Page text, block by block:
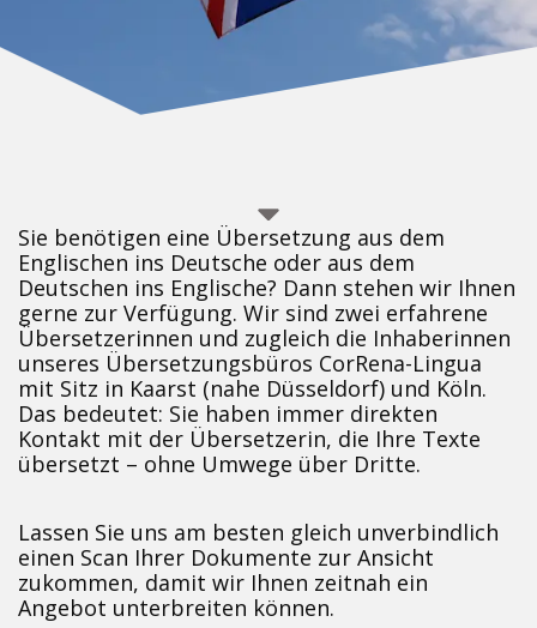
Sie benötigen eine Übersetzung aus dem
Englischen ins Deutsche oder aus dem
Deutschen ins Englische? Dann stehen wir Ihnen
gerne zur Verfügung. Wir sind zwei erfahrene
Übersetzerinnen und zugleich die Inhaberinnen
unseres Übersetzungsbüros CorRena-Lingua
mit Sitz in Kaarst (nahe Düsseldorf) und Köln.
Das bedeutet: Sie haben immer direkten
Kontakt mit der Übersetzerin, die Ihre Texte
übersetzt – ohne Umwege über Dritte.
Lassen Sie uns am besten gleich unverbindlich
einen Scan Ihrer Dokumente zur Ansicht
zukommen, damit wir Ihnen zeitnah ein
Angebot unterbreiten können.